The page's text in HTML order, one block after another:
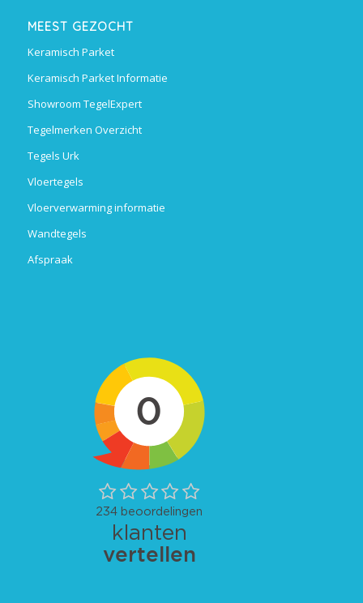
MEEST GEZOCHT
Keramisch Parket
Keramisch Parket Informatie
Showroom TegelExpert
Tegelmerken Overzicht
Tegels Urk
Vloertegels
Vloerverwarming informatie
Wandtegels
Afspraak